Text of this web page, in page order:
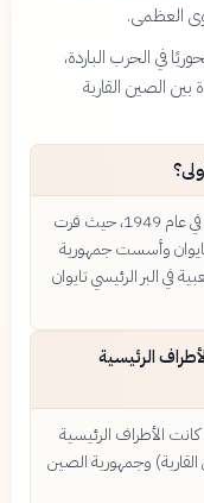
العظمى.
(1954-1955) حدثًا محوريًا في الحرب الباردة،
الصين القارية
نشأت الأزمة بعد انتهاء الحرب الأهلية الصينية في عام 1949، حيث فرت
وأسست جمهورية
في البر الرئيسي تايوان
الرئيسية
الأزمة في الفترة بين عامي 1954 و1955. كانت الأطراف الرئيسية
وجمهورية الصين